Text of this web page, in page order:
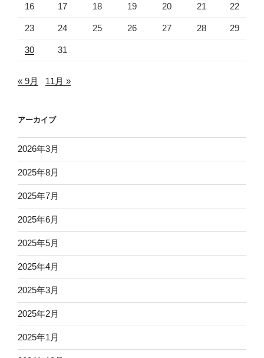
16 17 18 19 20 21 22
23 24 25 26 27 28 29
30 31
« 9月 11月 »
アーカイブ
2026年3月
2025年8月
2025年7月
2025年6月
2025年5月
2025年4月
2025年3月
2025年2月
2025年1月